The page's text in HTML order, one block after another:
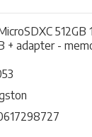
512GB
+ adapter -